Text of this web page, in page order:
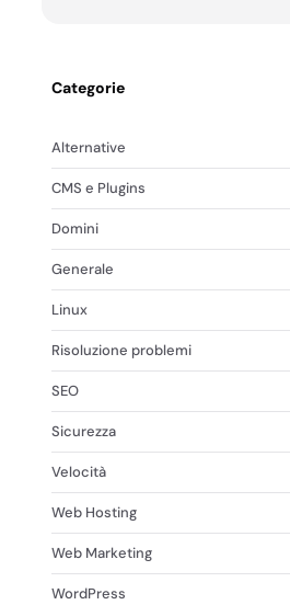
Categorie
Alternative
CMS e Plugins
Domini
Generale
Linux
Risoluzione problemi
SEO
Sicurezza
Velocità
Web Hosting
Web Marketing
WordPress